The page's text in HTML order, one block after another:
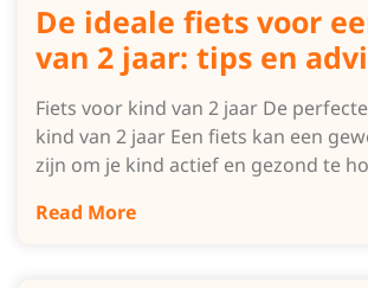
De ideale fiets voor
van 2 jaar: tips en
Fiets voor kind van 2 jaar De
kind van 2 jaar Een fiets kan een
zijn om je kind actief en gezond te
Read More